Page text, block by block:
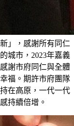
」，感謝所有同仁
城市，2023年嘉義
謝市府同仁與全體
福。期許市府團隊
在高原，一代一代
持續倍增。